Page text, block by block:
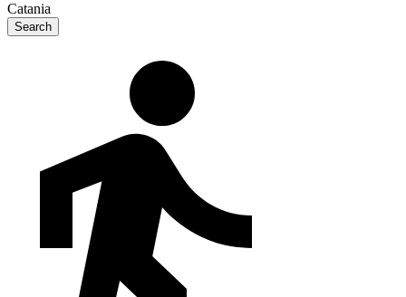
Catania
Search